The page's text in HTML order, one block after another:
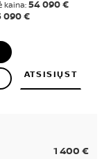
kaina: 54 090 €
090 €
ATSISIŲST
1 400 €